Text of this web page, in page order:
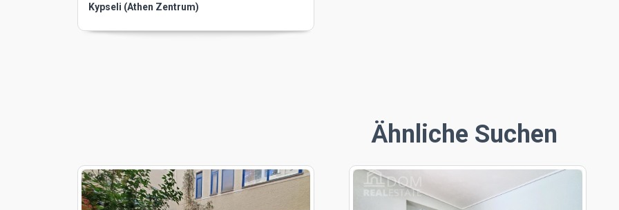
Kypseli (Athen Zentrum)
Ähnliche Suchen